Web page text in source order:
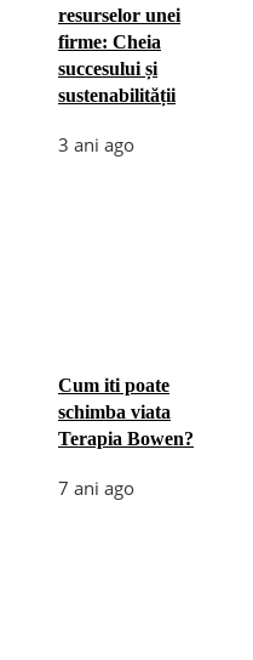
resurselor unei
firme: Cheia
succesului și
sustenabilității
3 ani ago
Cum iti poate
schimba viata
Terapia Bowen?
7 ani ago